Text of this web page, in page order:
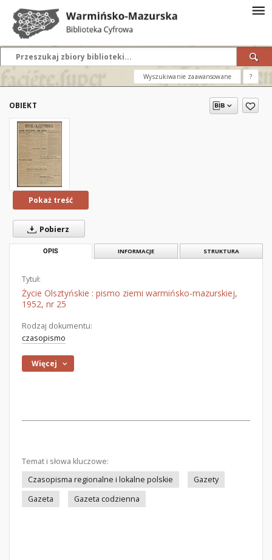
Wyszukiwanie zaawansowane ?
OBIEKT
Pokaż treść
Pobierz
OPIS INFORMACJE STRUKTURA
Tytuł:
Życie Olsztyńskie : pismo ziemi warmińsko-mazurskiej,
1952, nr 25
Rodzaj dokumentu:
czasopismo
Więcej
Temat i słowa kluczowe:
Czasopisma regionalne i lokalne polskie
Gazety
Gazeta
Gazeta codzienna